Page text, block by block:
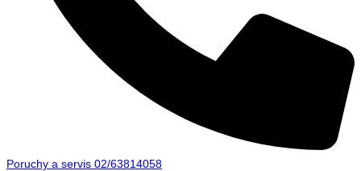
Poruchy a servis 02/63814058